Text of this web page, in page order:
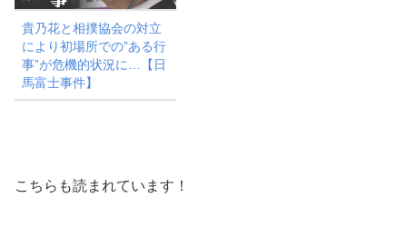
貴乃花と相撲協会の対立
により初場所での”ある行
事”が危機的状況に…【日
馬富士事件】
こちらも読まれています！